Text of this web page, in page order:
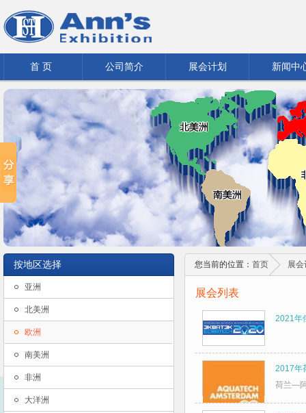
首 页 公司简介 展会计划 新闻中
按地区选择
亚洲
北美洲
欧洲
南美洲
非洲
大洋洲
您当前的位置： 首页 展会
展会列表
2021年
2017年
荷兰—